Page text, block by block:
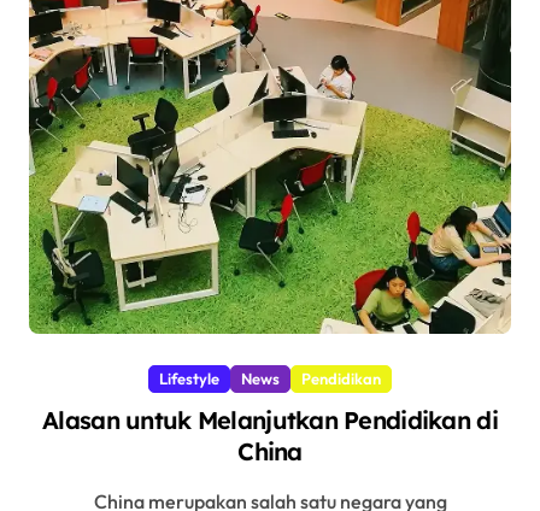
Lifestyle News Pendidikan
Alasan untuk Melanjutkan Pendidikan di
China
China merupakan salah satu negara yang